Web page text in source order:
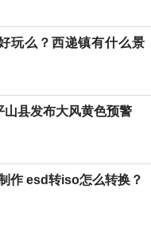
玩么？西递镇有什么景
县发布大风黄色预警
作 esd转iso怎么转换？